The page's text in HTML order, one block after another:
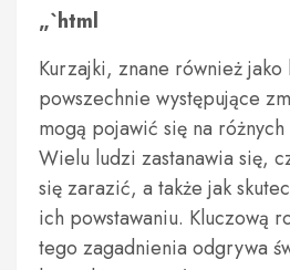
„`html
Kurzajki, znane również
powszechnie występujące
mogą pojawić się na różnych
Wielu ludzi zastanawia się,
się zarazić, a także jak
ich powstawaniu. Kluczową
tego zagadnienia odgrywa